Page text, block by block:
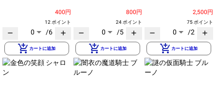
400円
12 ポイント
remove 0 /6 add
add_shopping_cart カートに追加
800円
24 ポイント
remove 0 /5 add
add_shopping_cart カートに追加
2,500円
75 ポイント
remove 0 /2 add
add_shopping_cart カートに追加